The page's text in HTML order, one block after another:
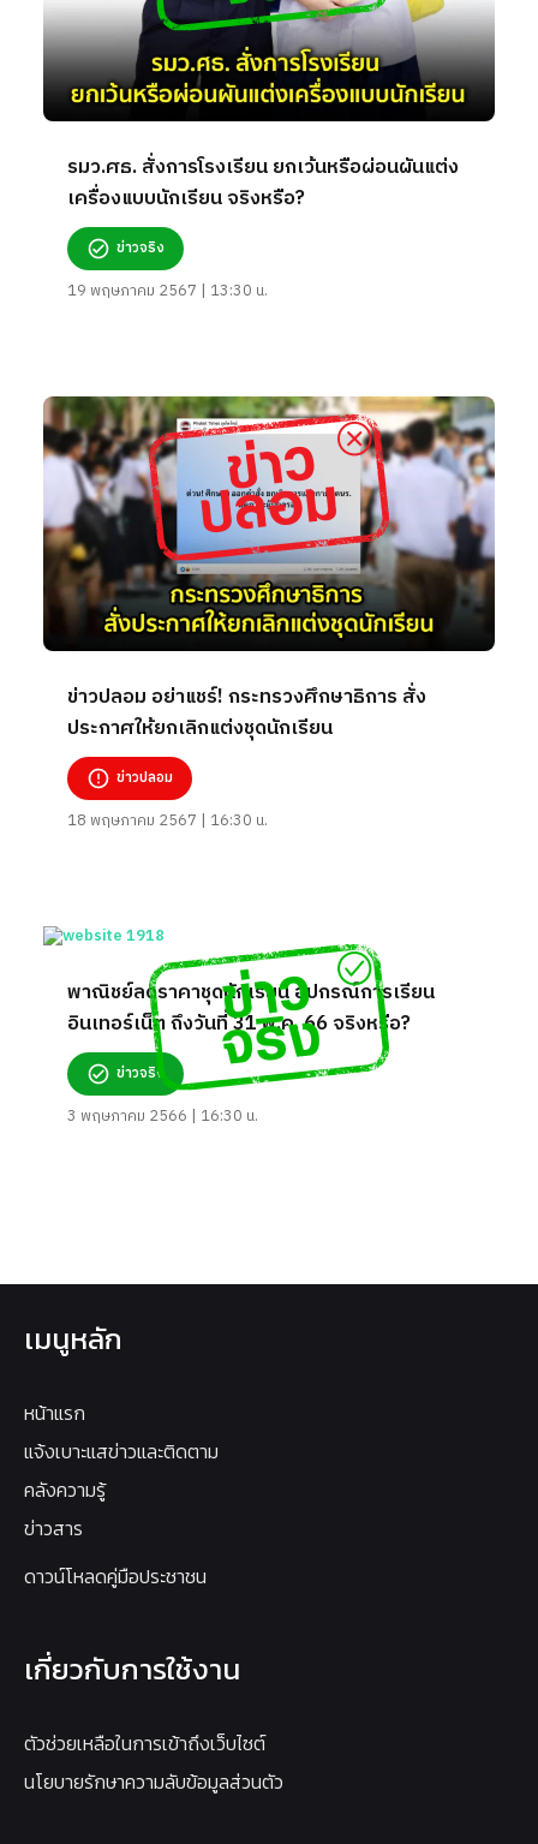
รมว.ศธ. สั่งการโรงเรียน ยกเว้นหรือผ่อนผันแต่ง
เครื่องแบบนักเรียน จริงหรือ?
ข่าวจริง
19 พฤษภาคม 2567 | 13:30 น.
ข่าวปลอม อย่าแชร์! กระทรวงศึกษาธิการ สั่ง
ประกาศให้ยกเลิกแต่งชุดนักเรียน
ข่าวปลอม
18 พฤษภาคม 2567 | 16:30 น.
พาณิชย์ลดราคาชุดนักเรียน อุปกรณ์การเรียน
อินเทอร์เน็ต ถึงวันที่ 31 พ.ค. 66 จริงหรือ?
ข่าวจริง
3 พฤษภาคม 2566 | 16:30 น.
เมนูหลัก
หน้าแรก
แจ้งเบาะแสข่าวและติดตาม
คลังความรู้
ข่าวสาร
ดาวน์โหลดคู่มือประชาชน
เกี่ยวกับการใช้งาน
ตัวช่วยเหลือในการเข้าถึงเว็บไซต์
นโยบายรักษาความลับข้อมูลส่วนตัว